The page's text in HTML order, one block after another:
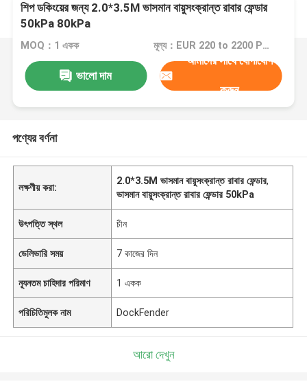
শিপ ডকিংয়ের জন্য 2.0*3.5M ভাসমান বায়ুসংক্রান্ত রাবার ফেন্ডার
50kPa 80kPa
MOQ：1 একক মূল্য：EUR 220 to 2200 Per Piece
ভালো দাম
আমাদের সাথে যোগাযোগ
করুন
পণ্যের বর্ণনা
লক্ষণীয় করা:
2.0*3.5M ভাসমান বায়ুসংক্রান্ত রাবার ফেন্ডার,
ভাসমান বায়ুসংক্রান্ত রাবার ফেন্ডার 50kPa
উৎপত্তি স্থল চীন
ডেলিভারি সময় 7 কাজের দিন
ন্যূনতম চাহিদার পরিমাণ 1 একক
পরিচিতিমুলক নাম DockFender
আরো দেখুন